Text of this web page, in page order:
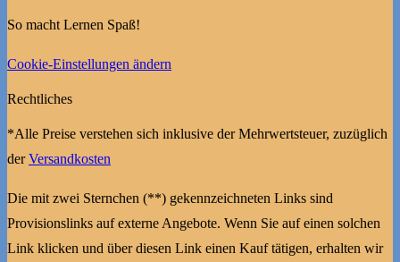
So macht Lernen Spaß!
Cookie-Einstellungen ändern
Rechtliches
*Alle Preise verstehen sich inklusive der Mehrwertsteuer, zuzüglich
derVersandkosten
Die mit zwei Sternchen (**) gekennzeichneten Links sind
Provisionslinks auf externe Angebote. Wenn Sie auf einen solchen
Link klicken und über diesen Link einen Kauf tätigen, erhalten wir